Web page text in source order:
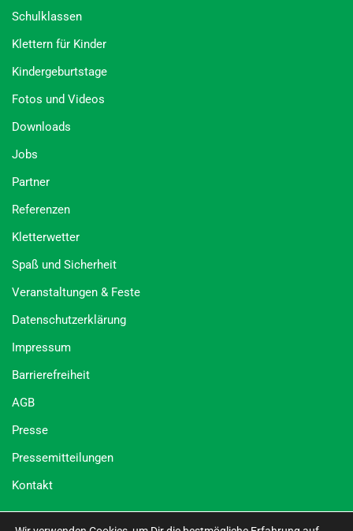
Schulklassen
Klettern für Kinder
Kindergeburtstage
Fotos und Videos
Downloads
Jobs
Partner
Referenzen
Kletterwetter
Spaß und Sicherheit
Veranstaltungen & Feste
Datenschutzerklärung
Impressum
Barrierefreiheit
AGB
Presse
Pressemitteilungen
Kontakt